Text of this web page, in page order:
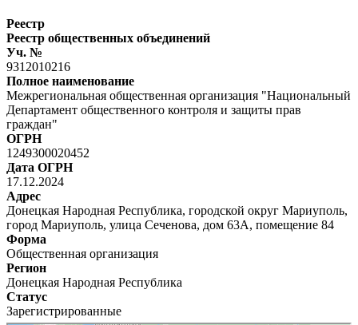
Реестр
Реестр общественных объединений
Уч. №
9312010216
Полное наименование
Межрегиональная общественная организация "Национальный
Департамент общественного контроля и защиты прав
граждан"
ОГРН
1249300020452
Дата ОГРН
17.12.2024
Адрес
Донецкая Народная Республика, городской округ Мариуполь,
город Мариуполь, улица Сеченова, дом 63А, помещение 84
Форма
Общественная организация
Регион
Донецкая Народная Республика
Статус
Зарегистрированные